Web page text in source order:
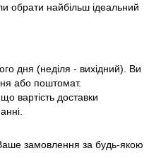
обрати найбільш ідеальний
дня (неділя - вихідний). Ви
або поштомат.
вартість доставки
замовлення за будь-якою